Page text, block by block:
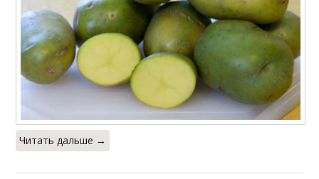
Читать дальше →